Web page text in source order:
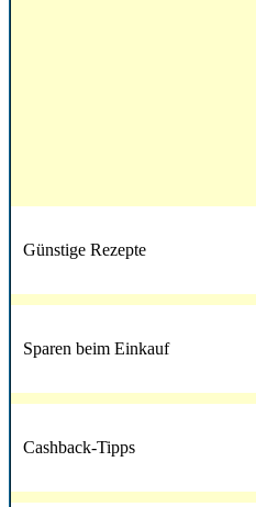
Günstige Rezepte
Sparen beim Einkauf
Cashback-Tipps